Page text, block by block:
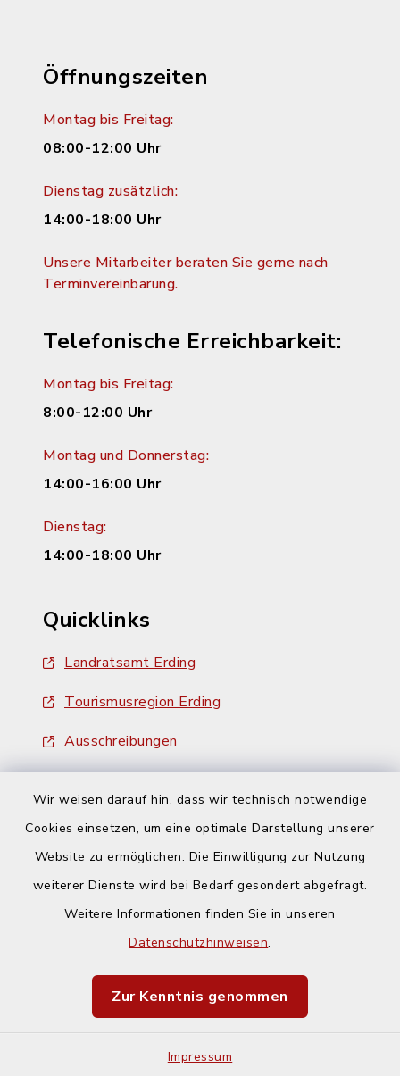
Wir weisen darauf hin, dass wir technisch notwendige
Cookies einsetzen, um eine optimale Darstellung unserer
Website zu ermöglichen. Die Einwilligung zur Nutzung
weiterer Dienste wird bei Bedarf gesondert abgefragt.
Weitere Informationen finden Sie in unseren
Datenschutzhinweisen.
Zur Kenntnis genommen
Impressum
Öffnungszeiten
Montag bis Freitag:
08:00-12:00 Uhr
Dienstag zusätzlich:
14:00-18:00 Uhr
Unsere Mitarbeiter beraten Sie gerne nach
Terminvereinbarung.
Telefonische Erreichbarkeit:
Montag bis Freitag:
8:00-12:00 Uhr
Montag und Donnerstag:
14:00-16:00 Uhr
Dienstag:
14:00-18:00 Uhr
Quicklinks
Landratsamt Erding
Tourismusregion Erding
Ausschreibungen
Barrierefreiheit
Impressum
Sitemap